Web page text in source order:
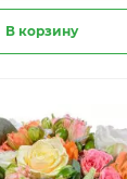
В корзину